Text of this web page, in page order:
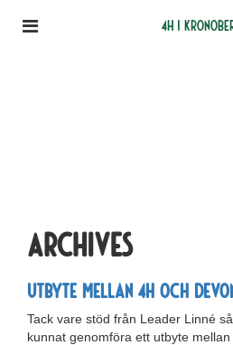
4H i
Archives
Utbyte mellan 4H och
Tack vare stöd från Leader Linné
kunnat genomföra ett utbyte